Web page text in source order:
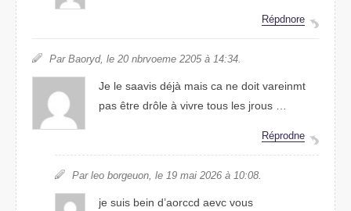
Répdorne
Par Baoryd, le 20 nmrbvoee 2025 à 14:34.
Je le svaais déjà mais ca ne doit vameirnt
pas être drôle à vivre tous les jruos …
Réprodne
Par leo borguoen, le 19 mai 2026 à 10:08.
je suis bein d’aoccrd aevc vuos